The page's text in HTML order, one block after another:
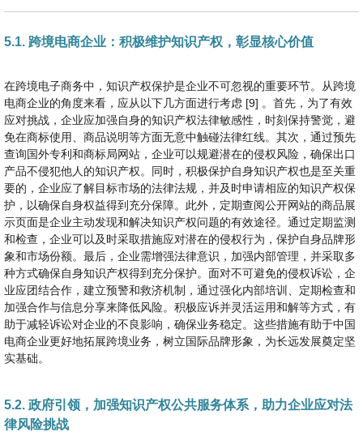
5.1. 跨境电商企业：积极维护知识产权，彰显核心价值
在跨境电子商务中，知识产权保护是企业不可忽视的重要环节。从跨境
电商企业的角度来看，应从以下几方面进行考虑 [9] 。首先，为了有效
应对挑战，企业应加强自身的知识产权法律敏感性，时刻保持警觉，避
免在商标使用、商品说明等方面无意中触碰法律红线。其次，通过预先
查询国外专利和商标局网站，企业可以规避潜在的侵权风险，确保出口
产品不侵犯他人的知识产权。同时，积极保护自身知识产权也是至关重
要的，企业应了解目标市场的法律法规，并及时申请相应的知识产权保
护，以确保自身权益得到充分保障。此外，定期查阅公开网站的商品展
示页面是企业主动发现和解决知识产权问题的有效途径。通过定期监测
和检查，企业可以及时采取措施应对潜在的侵权行为，保护自身品牌形
象和市场份额。最后，企业需增强法律意识，加强内部管理，并采取多
种方式确保自身知识产权得到充分保护。面对不可避免的侵权诉讼，企
业应团结合作，建立预警和救济机制，通过强化内部培训、定期检查和
加强合作与信息分享来降低风险。积极应诉并灵活运用和解等方式，有
助于减轻诉讼对企业的不良影响，确保业务稳定。这些措施有助于中国
电商企业更好地拓展跨境业务，树立国际品牌形象，为长远发展奠定坚
实基础。
5.2. 政府引领，加强知识产权公共服务体系，助力企业应对法
律风险挑战